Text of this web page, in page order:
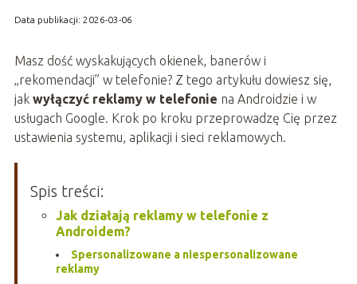
Data publikacji: 2026-03-06
Masz dość wyskakujących okienek, banerów i
„rekomendacji” w telefonie? Z tego artykułu dowiesz się,
jak wyłączyć reklamy w telefonie na Androidzie i w
usługach Google. Krok po kroku przeprowadzę Cię przez
ustawienia systemu, aplikacji i sieci reklamowych.
Spis treści:
Jak działają reklamy w telefonie z
Androidem?
Spersonalizowane a niespersonalizowane
reklamy